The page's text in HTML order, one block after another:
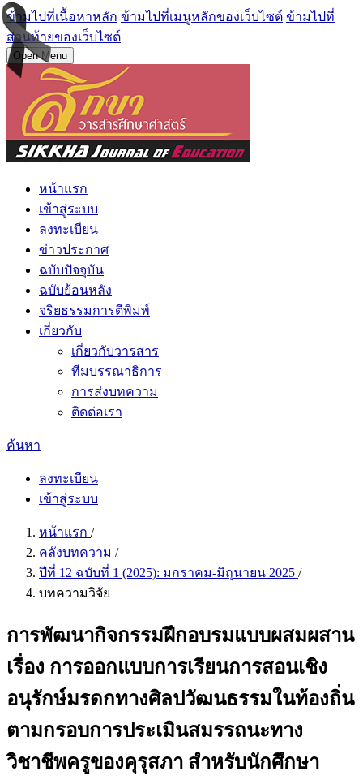
ข้ามไปที่เนื้อหาหลัก ข้ามไปที่เมนูหลักของเว็บไซต์ ข้ามไปที่
ส่วนท้ายของเว็บไซต์
Open Menu
หน้าแรก
เข้าสู่ระบบ
ลงทะเบียน
ข่าวประกาศ
ฉบับปัจจุบัน
ฉบับย้อนหลัง
จริยธรรมการตีพิมพ์
เกี่ยวกับ
เกี่ยวกับวารสาร
ทีมบรรณาธิการ
การส่งบทความ
ติดต่อเรา
ค้นหา
ลงทะเบียน
เข้าสู่ระบบ
หน้าแรก /
คลังบทความ /
ปีที่ 12 ฉบับที่ 1 (2025): มกราคม-มิถุนายน 2025 /
บทความวิจัย
การพัฒนากิจกรรมฝึกอบรมแบบผสมผสาน
เรื่อง การออกแบบการเรียนการสอนเชิง
อนุรักษ์มรดกทางศิลปวัฒนธรรมในท้องถิ่น
ตามกรอบการประเมินสมรรถนะทาง
วิชาชีพครูของคุรุสภา สำหรับนักศึกษา